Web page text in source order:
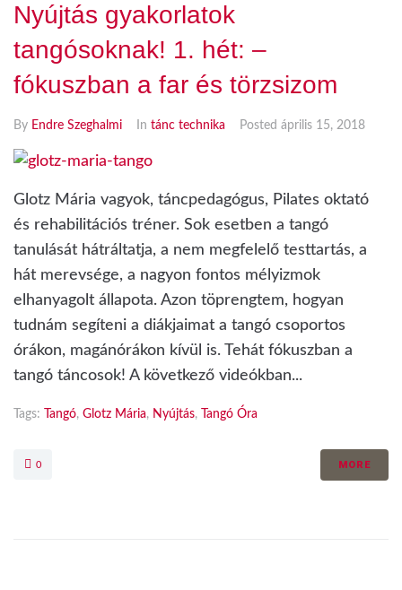
Nyújtás gyakorlatok
tangósoknak! 1. hét: –
fókuszban a far és törzsizom
By Endre Szeghalmi In tánc technika Posted április 15, 2018
Glotz Mária vagyok, táncpedagógus, Pilates oktató
és rehabilitációs tréner. Sok esetben a tangó
tanulását hátráltatja, a nem megfelelő testtartás, a
hát merevsége, a nagyon fontos mélyizmok
elhanyagolt állapota. Azon töprengtem, hogyan
tudnám segíteni a diákjaimat a tangó csoportos
órákon, magánórákon kívül is. Tehát fókuszban a
tangó táncosok! A következő videókban...
Tags: Tangó, Glotz Mária, Nyújtás, Tangó Óra
0 MORE